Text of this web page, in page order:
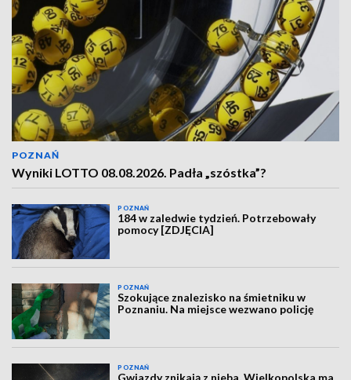
POZNAŃ
Wyniki LOTTO 08.08.2026. Padła „szóstka”?
POZNAŃ
184 w zaledwie tydzień. Potrzebowały
pomocy [ZDJĘCIA]
POZNAŃ
Szokujące znalezisko na śmietniku w
Poznaniu. Na miejsce wezwano policję
POZNAŃ
Gwiazdy znikają z nieba. Wielkopolska ma